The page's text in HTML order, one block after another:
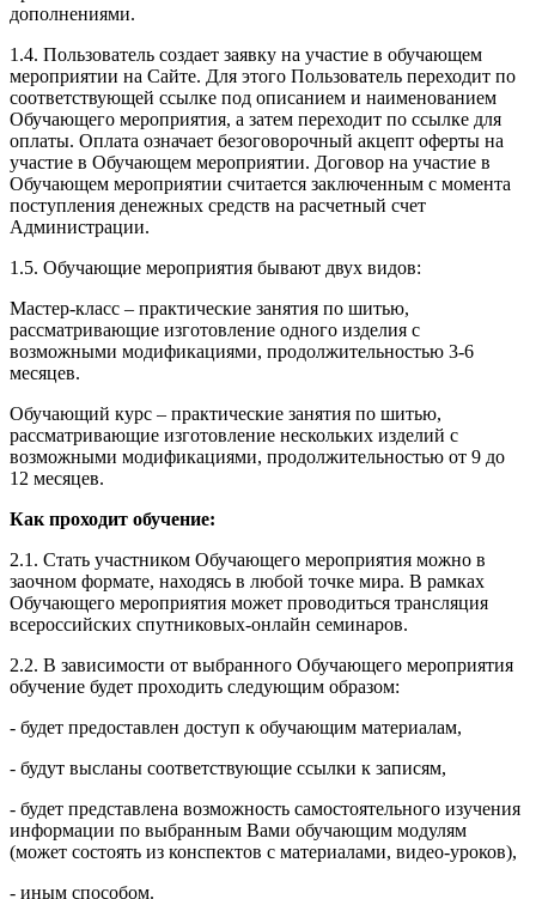
дополнениями.
1.4. Пользователь создает заявку на участие в обучающем
мероприятии на Сайте. Для этого Пользователь переходит по
соответствующей ссылке под описанием и наименованием
Обучающего мероприятия, а затем переходит по ссылке для
оплаты. Оплата означает безоговорочный акцепт оферты на
участие в Обучающем мероприятии. Договор на участие в
Обучающем мероприятии считается заключенным с момента
поступления денежных средств на расчетный счет
Администрации.
1.5. Обучающие мероприятия бывают двух видов:
Мастер-класс – практические занятия по шитью,
рассматривающие изготовление одного изделия с
возможными модификациями, продолжительностью 3-6
месяцев.
Обучающий курс – практические занятия по шитью,
рассматривающие изготовление нескольких изделий с
возможными модификациями, продолжительностью от 9 до
12 месяцев.
Как проходит обучение:
2.1. Стать участником Обучающего мероприятия можно в
заочном формате, находясь в любой точке мира. В рамках
Обучающего мероприятия может проводиться трансляция
всероссийских спутниковых-онлайн семинаров.
2.2. В зависимости от выбранного Обучающего мероприятия
обучение будет проходить следующим образом:
- будет предоставлен доступ к обучающим материалам,
- будут высланы соответствующие ссылки к записям,
- будет представлена возможность самостоятельного изучения
информации по выбранным Вами обучающим модулям
(может состоять из конспектов с материалами, видео-уроков),
- иным способом.